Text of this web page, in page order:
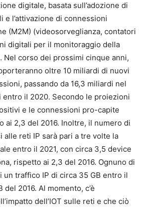
digitale, basata sull’adozione di
e l’attivazione di connessioni
(M2M) (videosorveglianza, contatori
digitali per il monitoraggio della
Nel corso dei prossimi cinque anni,
oltre 10 miliardi di nuovi
passando da 16,3 miliardi nel
entro il 2020. Secondo le proiezioni
e le connessioni pro-capite
ai 2,3 del 2016. Inoltre, il numero di
alle reti IP sarà pari a tre volte la
entro il 2021, con circa 3,5 device
rispetto ai 2,3 del 2016. Ognuno di
un traffico IP di circa 35 GB entro il
del 2016. Al momento, c’è
dell’IOT sulle reti e che ciò